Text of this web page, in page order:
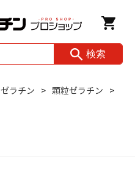
検索
ゼラチン
顆粒ゼラチン